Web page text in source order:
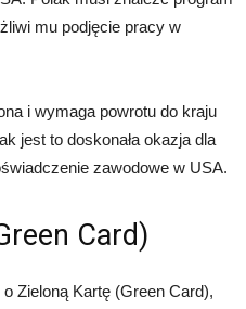
mu podjęcie pracy w
i wymaga powrotu do kraju
jest to doskonała okazja dla
zawodowe w USA.
Card)
Zieloną Kartę (Green Card),